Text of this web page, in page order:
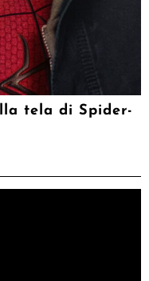
tela di Spider-